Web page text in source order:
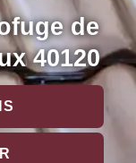
de
40120